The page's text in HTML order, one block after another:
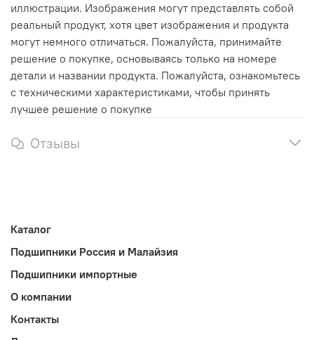
иллюстрации. Изображения могут представлять собой
реальный продукт, хотя цвет изображения и продукта
могут немного отличаться. Пожалуйста, принимайте
решение о покупке, основываясь только на номере
детали и названии продукта. Пожалуйста, ознакомьтесь
с техническими характеристиками, чтобы принять
лучшее решение о покупке
Отзывы
Каталог
Подшипники Россия и Малайзия
Подшипники импортные
О компании
Контакты